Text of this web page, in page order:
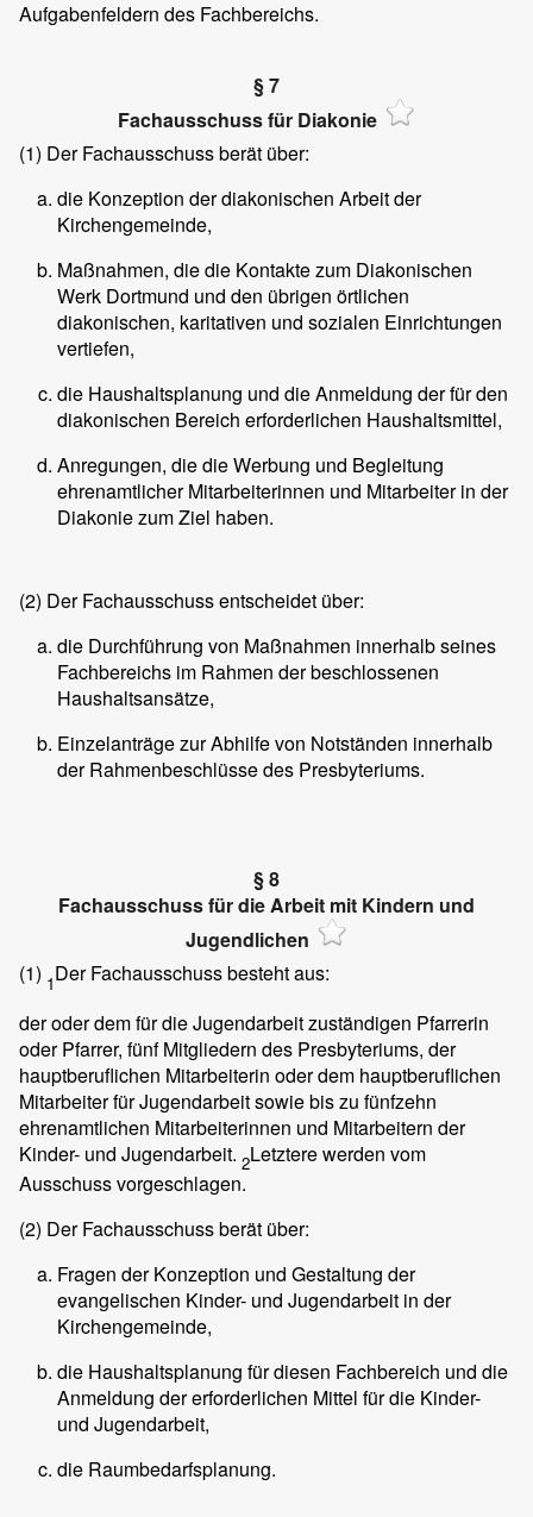
Aufgabenfeldern des Fachbereichs.
§ 7
Fachausschuss für Diakonie
(1) Der Fachausschuss berät über:
die Konzeption der diakonischen Arbeit der
Kirchengemeinde,
Maßnahmen, die die Kontakte zum Diakonischen
Werk Dortmund und den übrigen örtlichen
diakonischen, karitativen und sozialen Einrichtungen
vertiefen,
die Haushaltsplanung und die Anmeldung der für den
diakonischen Bereich erforderlichen Haushaltsmittel,
Anregungen, die die Werbung und Begleitung
ehrenamtlicher Mitarbeiterinnen und Mitarbeiter in der
Diakonie zum Ziel haben.
(2) Der Fachausschuss entscheidet über:
die Durchführung von Maßnahmen innerhalb seines
Fachbereichs im Rahmen der beschlossenen
Haushaltsansätze,
Einzelanträge zur Abhilfe von Notständen innerhalb
der Rahmenbeschlüsse des Presbyteriums.
§ 8
Fachausschuss für die Arbeit mit Kindern und
Jugendlichen
(1) 1Der Fachausschuss besteht aus:
der oder dem für die Jugendarbeit zuständigen Pfarrerin
oder Pfarrer, fünf Mitgliedern des Presbyteriums, der
hauptberuflichen Mitarbeiterin oder dem hauptberuflichen
Mitarbeiter für Jugendarbeit sowie bis zu fünfzehn
ehrenamtlichen Mitarbeiterinnen und Mitarbeitern der
Kinder- und Jugendarbeit. 2Letztere werden vom
Ausschuss vorgeschlagen.
(2) Der Fachausschuss berät über:
Fragen der Konzeption und Gestaltung der
evangelischen Kinder- und Jugendarbeit in der
Kirchengemeinde,
die Haushaltsplanung für diesen Fachbereich und die
Anmeldung der erforderlichen Mittel für die Kinder-
und Jugendarbeit,
die Raumbedarfsplanung.